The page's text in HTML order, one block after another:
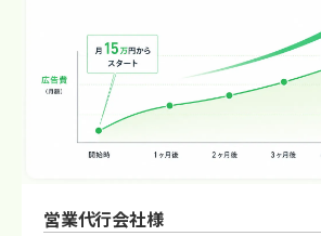
営業代行会社様